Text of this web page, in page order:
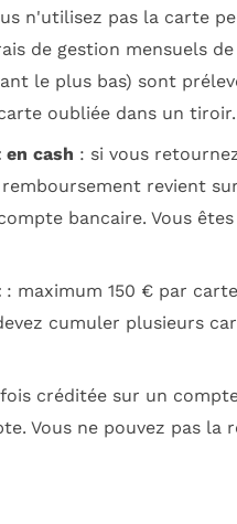
n'utilisez pas la carte
de gestion mensuels de
le plus bas) sont
oubliée dans un tiroir.
en cash : si vous
revient
bancaire. Vous
: maximum 150 € par
cumuler plusieurs
créditée sur un
Vous ne pouvez pas la